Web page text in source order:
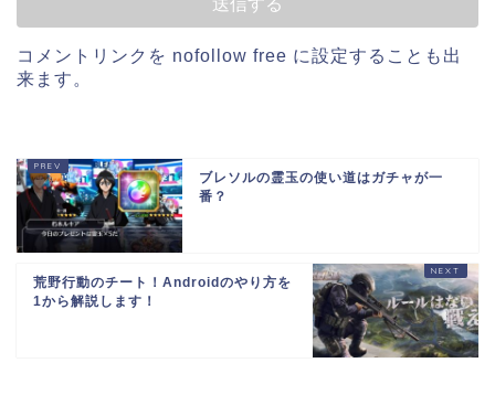
コメントリンクを nofollow free に設定することも出
来ます。
ブレソルの霊玉の使い道はガチャが一
番？
荒野行動のチート！Androidのやり方を
1から解説します！